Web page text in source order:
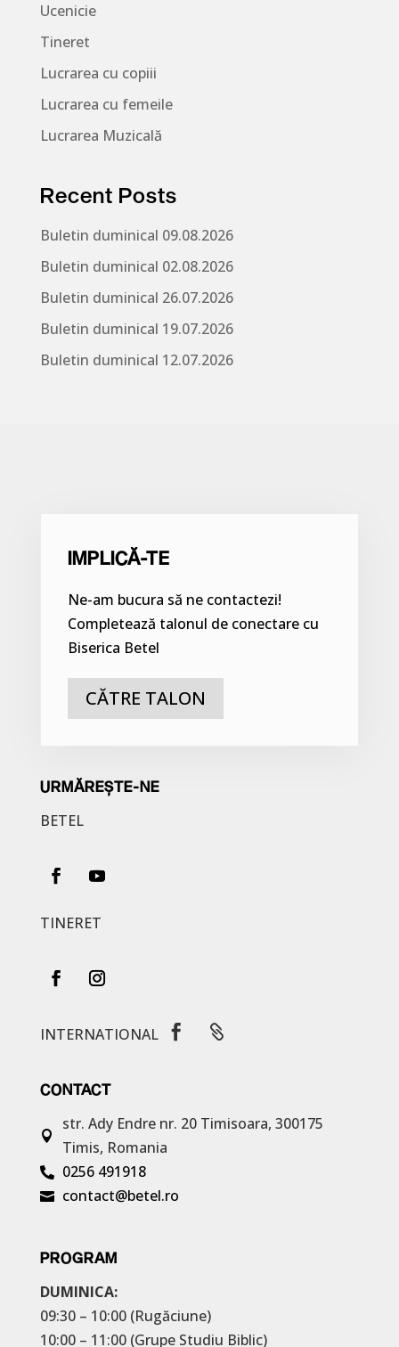
Ucenicie
Tineret
Lucrarea cu copiii
Lucrarea cu femeile
Lucrarea Muzicală
Recent Posts
Buletin duminical 09.08.2026
Buletin duminical 02.08.2026
Buletin duminical 26.07.2026
Buletin duminical 19.07.2026
Buletin duminical 12.07.2026
IMPLICĂ-TE
Ne-am bucura să ne contactezi!
Completează talonul de conectare cu
Biserica Betel
CĂTRE TALON
URMĂREȘTE-NE
BETEL
TINERET
INTERNATIONAL  
CONTACT

str. Ady Endre nr. 20 Timisoara, 300175
Timis, Romania
 0256 491918
 contact@betel.ro
PROGRAM
DUMINICA:
09:30 – 10:00 (Rugăciune)
10:00 – 11:00 (Grupe Studiu Biblic)